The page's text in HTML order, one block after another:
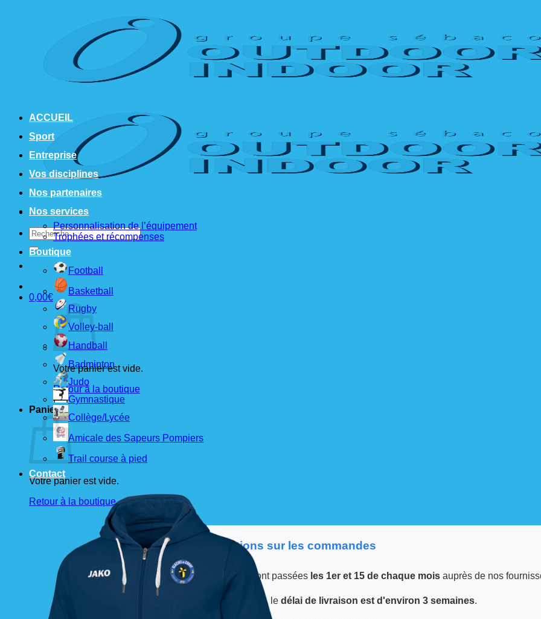
Recherche
pour :
0,00€
Votre panier est vide.
Retour à la boutique
Panier
Votre panier est vide.
Retour à la boutique
📦 Informations sur les commandes
Les commandes sont passées les 1er et 15 de chaque moisauprès de nos
À partir de ces dates, le délai de livraison est d'environ 3 semaines.
ACCUEIL
Sport
Entreprise
Vos disciplines
Nos partenaires
Nos services
Personnalisation de l’équipement
Trophées et récompenses
Boutique
Football
Basketball
Rugby
Volley-ball
Handball
Badminton
Judo
Gymnastique
Collège/Lycée
Amicale des Sapeurs Pompiers
Trail course à pied
Contact